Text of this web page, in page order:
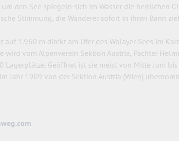
den See spiegeln sich im Wasser die herrlichen
Stimmung, die Wanderer sofort in ihren Bann
auf 1.960 m direkt am Ufer des Wolayer Sees im
wird vom Alpenverein Sektion Austria, Pächter
Lagerplätze. Geöffnet ist sie meist von Mitte Juni
Jahr 1909 von der Sektion Austria (Wien)